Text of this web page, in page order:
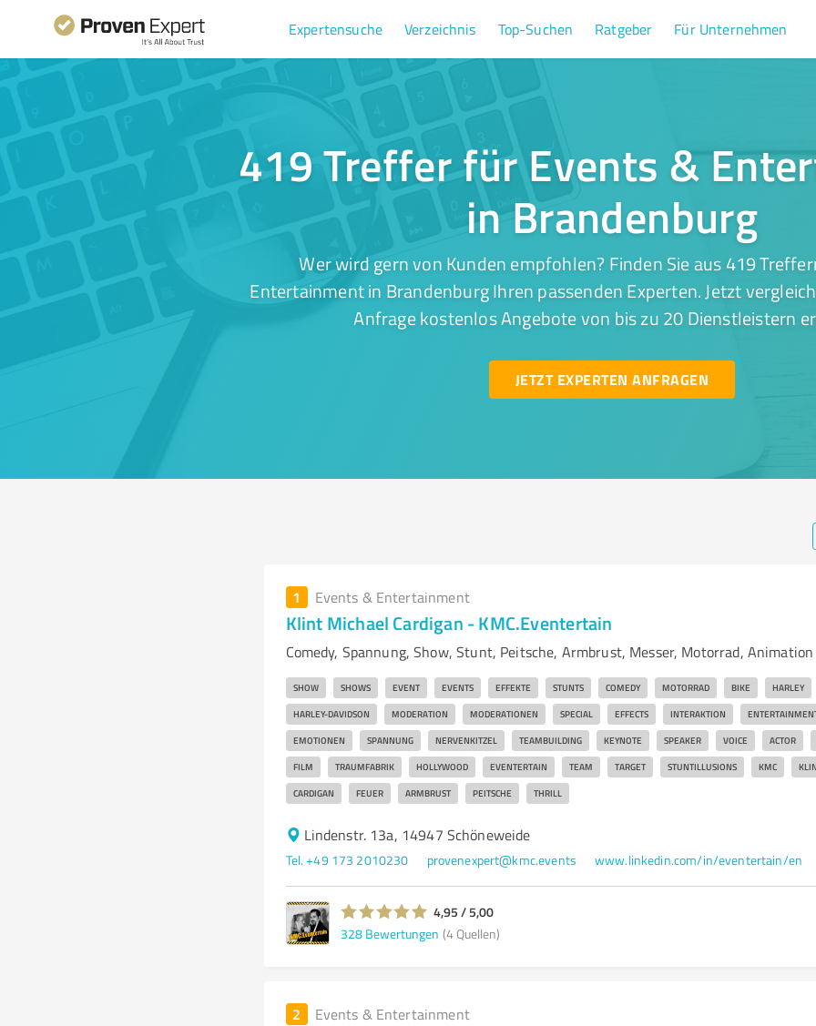
Expertensuche Verzeichnis Top-Suchen Ratgeber Für Unternehmen
419 Treffer für Events &
in Brandenburg
Wer wird gern von Kunden empfohlen? Finden Sie aus 419
Entertainment in Brandenburg Ihren passenden Experten. Jetzt
Anfrage kostenlos Angebote von bis zu 20 Dienstleistern
JETZT EXPERTEN ANFRAGEN
1 Events & Entertainment
Klint Michael Cardigan - KMC.Eventertain
Comedy, Spannung, Show, Stunt, Peitsche, Armbrust, Messer, Motorrad, Animation
SHOW SHOWS EVENT EVENTS EFFEKTE STUNTS COMEDY MOTORRAD BIKE HARLEY
HARLEY-DAVIDSON MODERATION MODERATIONEN SPECIAL EFFECTS INTERAKTION
EMOTIONEN SPANNUNG NERVENKITZEL TEAMBUILDING KEYNOTE SPEAKER VOICE ACTOR
FILM TRAUMFABRIK HOLLYWOOD EVENTERTAIN TEAM TARGET STUNTILLUSIONS KMC
CARDIGAN FEUER ARMBRUST PEITSCHE THRILL
Lindenstr. 13a, 14947 Schöneweide
Tel. +49 173 2010230 provenexpert@kmc.events www.linkedin.com/in/eventertain/en
4,95 / 5,00
328 Bewertungen (4 Quellen)
2 Events & Entertainment